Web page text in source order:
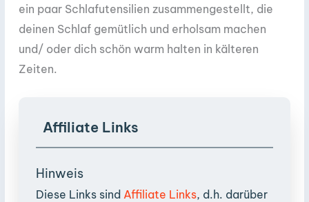
ein paar Schlafutensilien zusammengestellt, die
deinen Schlaf gemütlich und erholsam machen
und/ oder dich schön warm halten in kälteren
Zeiten.
Affiliate Links
Hinweis
Diese Links sind Affiliate Links, d.h. darüber